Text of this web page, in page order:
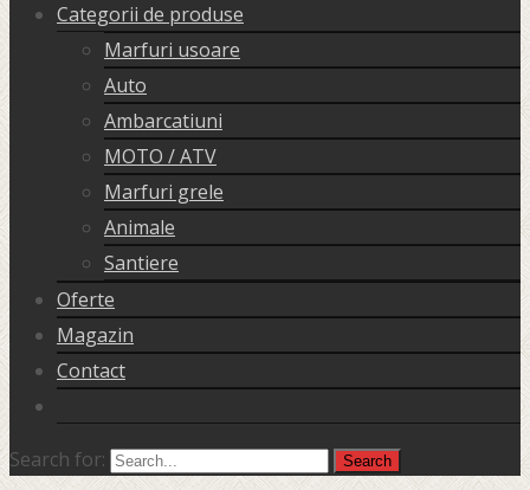
Categorii de produse
Marfuri usoare
Auto
Ambarcatiuni
MOTO / ATV
Marfuri grele
Animale
Santiere
Oferte
Magazin
Contact
Search for: